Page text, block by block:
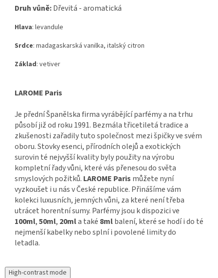
Druh vůně:Dřevitá - aromatická
Hlava: levandule
Srdce: madagaskarská vanilka, italský citron
Základ: vetiver
LAROME Paris
Je přední Španělska firma vyrábějící parfémy a na trhu
působí již od roku 1991. Bezmála třicetiletá tradice a
zkušenosti zařadily tuto společnost mezi špičky ve svém
oboru. Stovky esenci, přírodních olejů a exotických
surovin té nejvyšší kvality byly použity na výrobu
kompletní řady vůni, které vás přenesou do světa
smyslových požitků. LAROME Paris můžete nyní
vyzkoušet i u nás v České republice. Přinášíme vám
kolekci luxusních, jemných vůni, za které není třeba
utrácet horentní sumy. Parfémy jsou k dispozici ve
100ml,50ml, 20mla také 8mlbalení, které se hodí i do té
nejmenší kabelky nebo splní i povolené limity do
letadla.
High-contrast mode